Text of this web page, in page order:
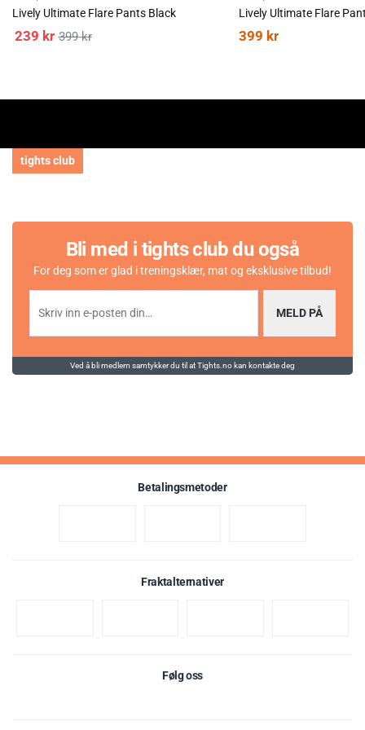
Lively Ultimate Flare Pants Black
399kr
239 kr
Lively Ultimate Flare
399 kr
tights club
Bli med i tights club du også
For deg som er glad i treningsklær, mat og eksklusive tilbud!
MELD PÅ
Ved å bli medlem samtykker du til at Tights.no kan kontakte deg
Betalingsmetoder
Fraktalternativer
Følg oss